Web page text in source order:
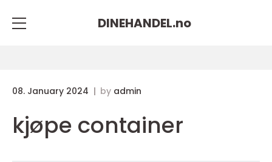
DINEHANDEL.no
08. January 2024 by admin
kjøpe container